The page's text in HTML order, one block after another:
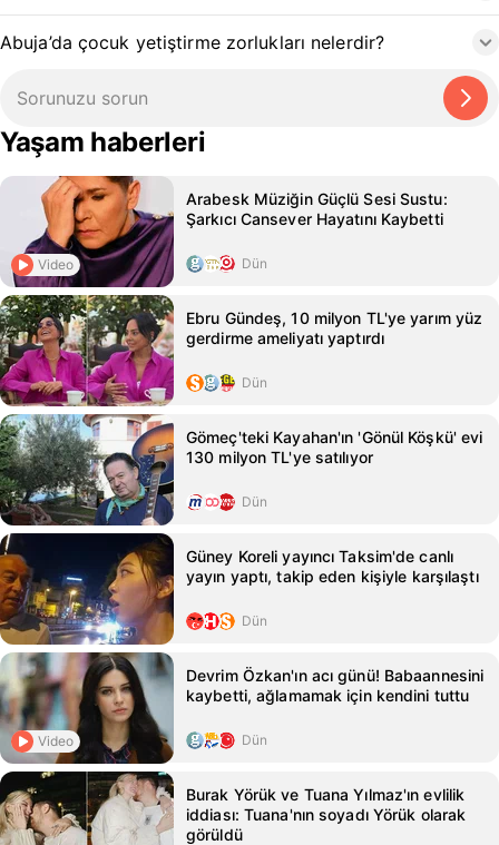
Abuja’da çocuk yetiştirme zorlukları nelerdir?
Yaşam haberleri
Video
Arabesk Müziğin Güçlü Sesi Sustu:
Şarkıcı Cansever Hayatını Kaybetti
Dün
Ebru Gündeş, 10 milyon TL'ye yarım yüz
gerdirme ameliyatı yaptırdı
Dün
Gömeç'teki Kayahan'ın 'Gönül Köşkü' evi
130 milyon TL'ye satılıyor
Dün
Güney Koreli yayıncı Taksim'de canlı
yayın yaptı, takip eden kişiyle karşılaştı
Dün
Video
Devrim Özkan'ın acı günü! Babaannesini
kaybetti, ağlamamak için kendini tuttu
Dün
Burak Yörük ve Tuana Yılmaz'ın evlilik
iddiası: Tuana'nın soyadı Yörük olarak
görüldü